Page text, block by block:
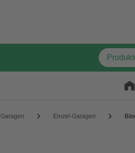
Garagen Einzel-Garagen